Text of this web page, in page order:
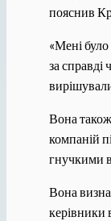
пояснив
«Мені
за справді
Вона також
компаній
гнучкими
Вона
керівники